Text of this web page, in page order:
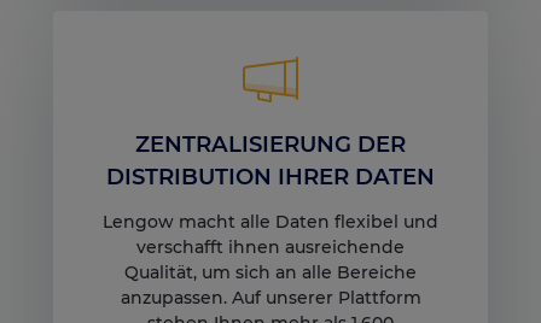
ZENTRALISIERUNG DER
DISTRIBUTION IHRER DATEN
Lengow macht alle Daten flexibel und
verschafft ihnen ausreichende
Qualität, um sich an alle Bereiche
anzupassen. Auf unserer Plattform